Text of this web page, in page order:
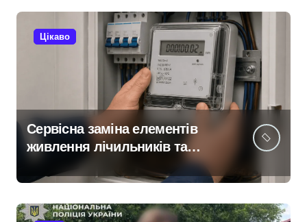
Цікаво
Сервісна заміна елементів
живлення лічильників та
проект на індивідуальне
опалення: експертний огляд
antap.com.ua